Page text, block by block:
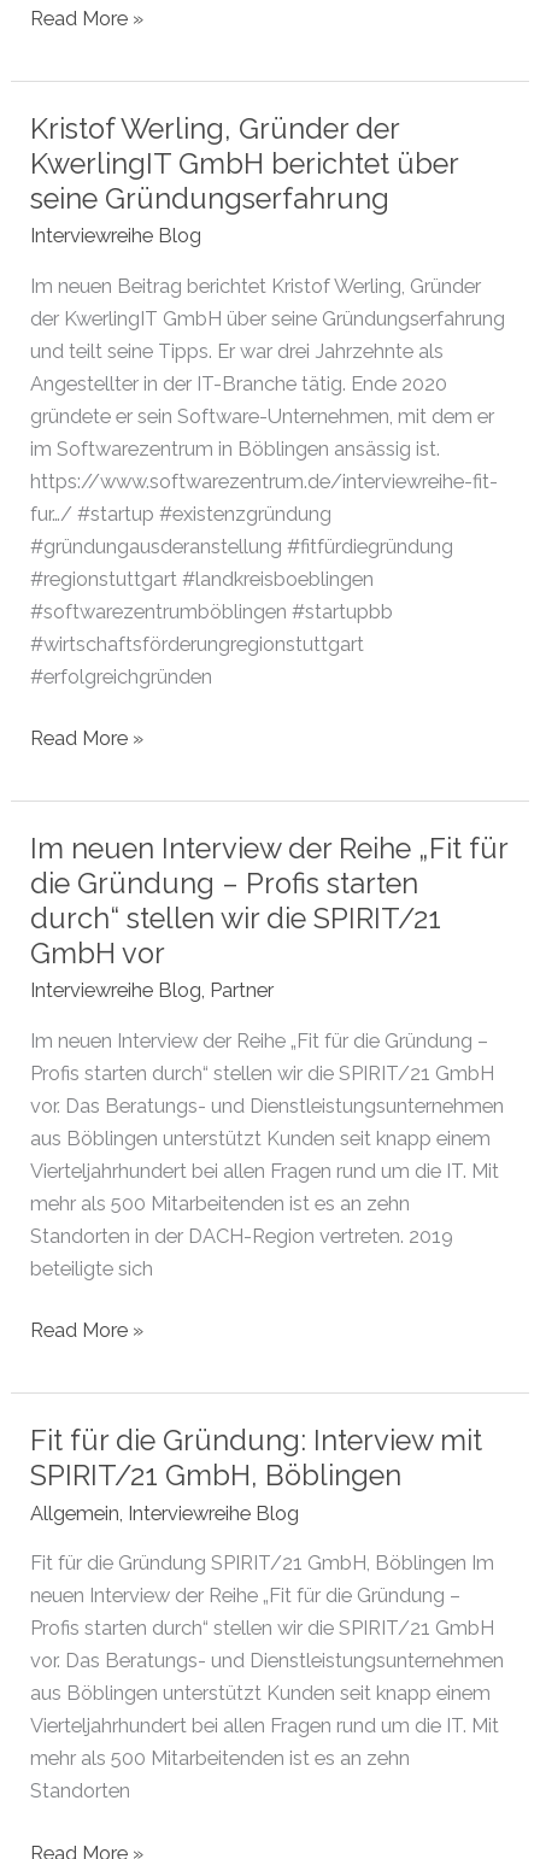
Interview
der
Reihe
„Fit
für
die
Gründung
–
Profis
starten
durch!“
Elmar
Meyer
zu
Bexten
Read More »
Kristof Werling, Gründer der
KwerlingIT GmbH berichtet über
seine Gründungserfahrung
Interviewreihe Blog
Im neuen Beitrag berichtet Kristof Werling, Gründer
der KwerlingIT GmbH über seine Gründungserfahrung
und teilt seine Tipps. Er war drei Jahrzehnte als
Angestellter in der IT-Branche tätig. Ende 2020
gründete er sein Software-Unternehmen, mit dem er
im Softwarezentrum in Böblingen ansässig ist.
https://www.softwarezentrum.de/interviewreihe-fit-
fur…/ #startup #existenzgründung
#gründungausderanstellung #fitfürdiegründung
#regionstuttgart #landkreisboeblingen
#softwarezentrumböblingen #startupbb
#wirtschaftsförderungregionstuttgart
#erfolgreichgründen
Kristof
Gründer
der
KwerlingIT
GmbH
berichtet
über
seine
Gründungserfahrung
Read More »
Im neuen Interview der Reihe „Fit für
die Gründung – Profis starten
durch“ stellen wir die SPIRIT/21
GmbH vor
Interviewreihe Blog, Partner
Im neuen Interview der Reihe „Fit für die Gründung –
Profis starten durch“ stellen wir die SPIRIT/21 GmbH
vor. Das Beratungs- und Dienstleistungsunternehmen
aus Böblingen unterstützt Kunden seit knapp einem
Vierteljahrhundert bei allen Fragen rund um die IT. Mit
mehr als 500 Mitarbeitenden ist es an zehn
Standorten in der DACH-Region vertreten. 2019
beteiligte sich
Im
Interview
der
Reihe
„Fit
für
die
Gründung
–
Profis
starten
durch“
stellen
wir
SPIRIT/21
Read More »
Fit für die Gründung: Interview mit
SPIRIT/21 GmbH, Böblingen
Allgemein Interviewreihe Blog
Fit für die Gründung SPIRIT/21 GmbH, Böblingen Im
neuen Interview der Reihe „Fit für die Gründung –
Profis starten durch“ stellen wir die SPIRIT/21 GmbH
vor. Das Beratungs- und Dienstleistungsunternehmen
aus Böblingen unterstützt Kunden seit knapp einem
Vierteljahrhundert bei allen Fragen rund um die IT. Mit
mehr als 500 Mitarbeitenden ist es an zehn
Standorten
Fit
Read More »